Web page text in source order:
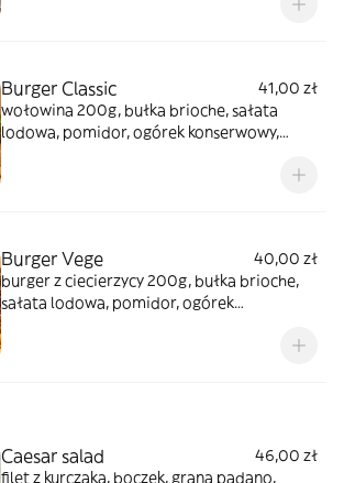
Burger Classic
41,00 zł
wołowina 200g, bułka brioche, sałata
lodowa, pomidor, ogórek konserwowy,
Burger Vege
40,00 zł
burger z ciecierzycy 200g, bułka brioche,
sałata lodowa, pomidor, ogórek
Caesar salad
46,00 zł
filet z kurczaka, boczek, grana padano,